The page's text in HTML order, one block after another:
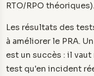
RTO/RPO théoriques).
Les résultats des
à améliorer le PRA.
est un succès : il
test qu'en incident